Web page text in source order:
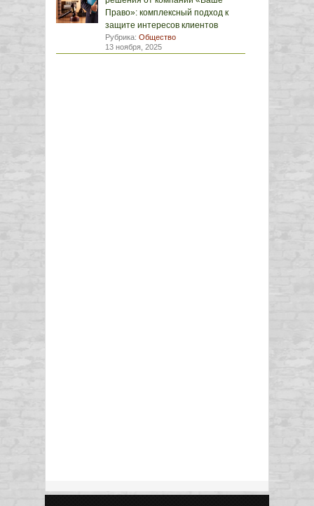
Право»: комплексный подход к
защите интересов клиентов
Рубрика: Общество
13 ноября, 2025